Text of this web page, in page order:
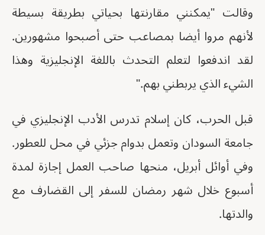
وقالت "يمكنني مقارنتها بحياتي بطريقة بسيطة
لأنهم مروا أيضا بمصاعب حتى أصبحوا مشهورين.
لقد اندفعوا لتعلم التحدث باللغة الإنجليزية وهذا
الشيء الذي يربطني بهم."
قبل الحرب، كان إسلام تدرس الأدب الإنجليزي في
جامعة السودان وتعمل بدوام جزئي في محل للعطور.
وفي أوائل أبريل، منحها صاحب العمل إجازة لمدة
أسبوع خلال شهر رمضان للسفر إلى القضارف مع
والدتها.